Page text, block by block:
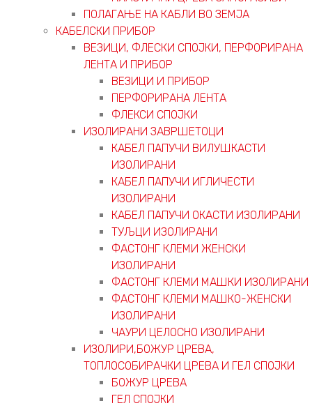
ПОЛАГАЊЕ НА КАБЛИ ВО ЗЕМЈА
КАБЕЛСКИ ПРИБОР
ВЕЗИЦИ, ФЛЕСКИ СПОЈКИ, ПЕРФОРИРАНА
ЛЕНТА И ПРИБОР
ВЕЗИЦИ И ПРИБОР
ПЕРФОРИРАНА ЛЕНТА
ФЛЕКСИ СПОЈКИ
ИЗОЛИРАНИ ЗАВРШЕТОЦИ
КАБЕЛ ПАПУЧИ ВИЛУШКАСТИ
ИЗОЛИРАНИ
КАБЕЛ ПАПУЧИ ИГЛИЧЕСТИ
ИЗОЛИРАНИ
КАБЕЛ ПАПУЧИ ОКАСТИ ИЗОЛИРАНИ
ТУЉЦИ ИЗОЛИРАНИ
ФАСТОНГ КЛЕМИ ЖЕНСКИ
ИЗОЛИРАНИ
ФАСТОНГ КЛЕМИ МАШКИ ИЗОЛИРАНИ
ФАСТОНГ КЛЕМИ МАШКO-ЖЕНСКИ
ИЗОЛИРАНИ
ЧАУРИ ЦЕЛОСНО ИЗОЛИРАНИ
ИЗОЛИРИ,БОЖУР ЦРЕВА,
ТОПЛОСОБИРАЧКИ ЦРЕВА И ГЕЛ СПОЈКИ
БОЖУР ЦРЕВА
ГЕЛ СПОЈКИ